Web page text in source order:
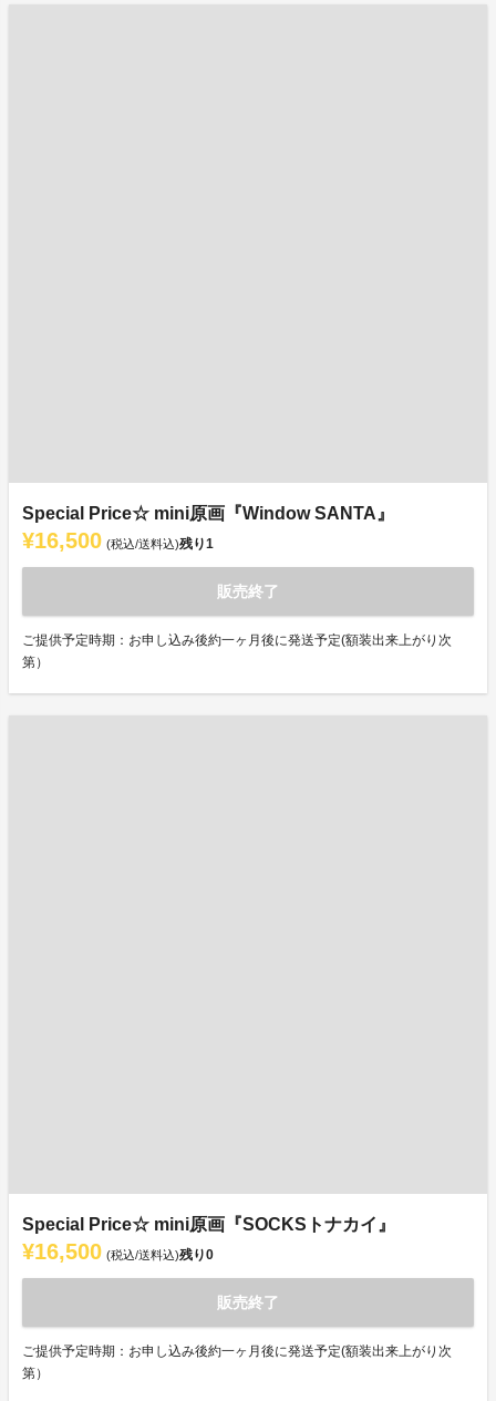
Special Price☆ mini原画『Window SANTA』
¥16,500 (税込/送料込)残り1
販売終了
ご提供予定時期：お申し込み後約一ヶ月後に発送予定(額装出来上がり次
第）
Special Price☆ mini原画『SOCKSトナカイ』
¥16,500 (税込/送料込)残り0
販売終了
ご提供予定時期：お申し込み後約一ヶ月後に発送予定(額装出来上がり次
第）